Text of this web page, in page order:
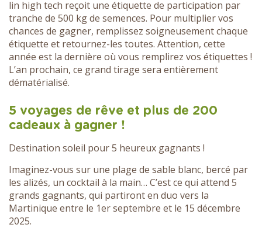
lin high tech reçoit une étiquette de participation par
tranche de 500 kg de semences. Pour multiplier vos
chances de gagner, remplissez soigneusement chaque
étiquette et retournez-les toutes. Attention, cette
année est la dernière où vous remplirez vos étiquettes !
L’an prochain, ce grand tirage sera entièrement
dématérialisé.
5 voyages de rêve et plus de 200
cadeaux à gagner !
Destination soleil pour 5 heureux gagnants !
Imaginez-vous sur une plage de sable blanc, bercé par
les alizés, un cocktail à la main… C’est ce qui attend 5
grands gagnants, qui partiront en duo vers la
Martinique entre le 1er septembre et le 15 décembre
2025.